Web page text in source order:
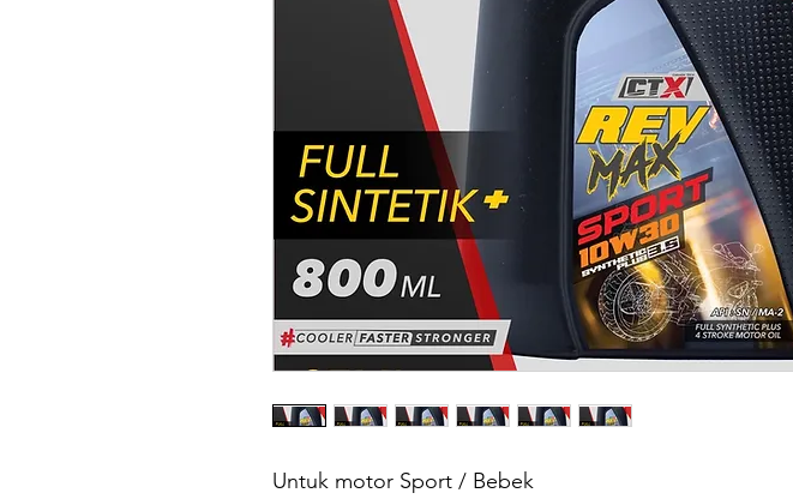
Untuk motor Sport / Bebek